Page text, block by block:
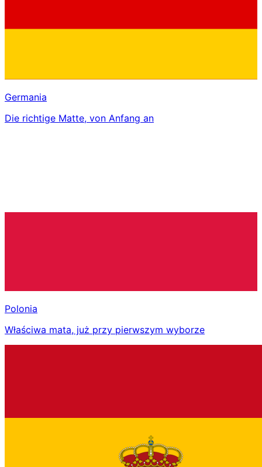
Germania
Die richtige Matte, von Anfang an
Polonia
Właściwa mata, już przy pierwszym wyborze